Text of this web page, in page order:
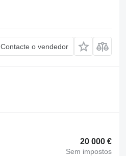
Contacte o vendedor
20 000 €
Sem impostos